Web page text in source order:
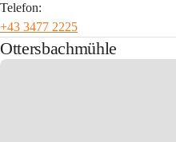
Telefon:
+43 3477 2225
Ottersbachmühle